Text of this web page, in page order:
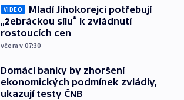
VIDEO
Mladí Jihokorejci potřebují
„žebráckou sílu“ k zvládnutí
rostoucích cen
včera v 07:30
Domácí banky by zhoršení
ekonomických podmínek zvládly,
ukazují testy ČNB